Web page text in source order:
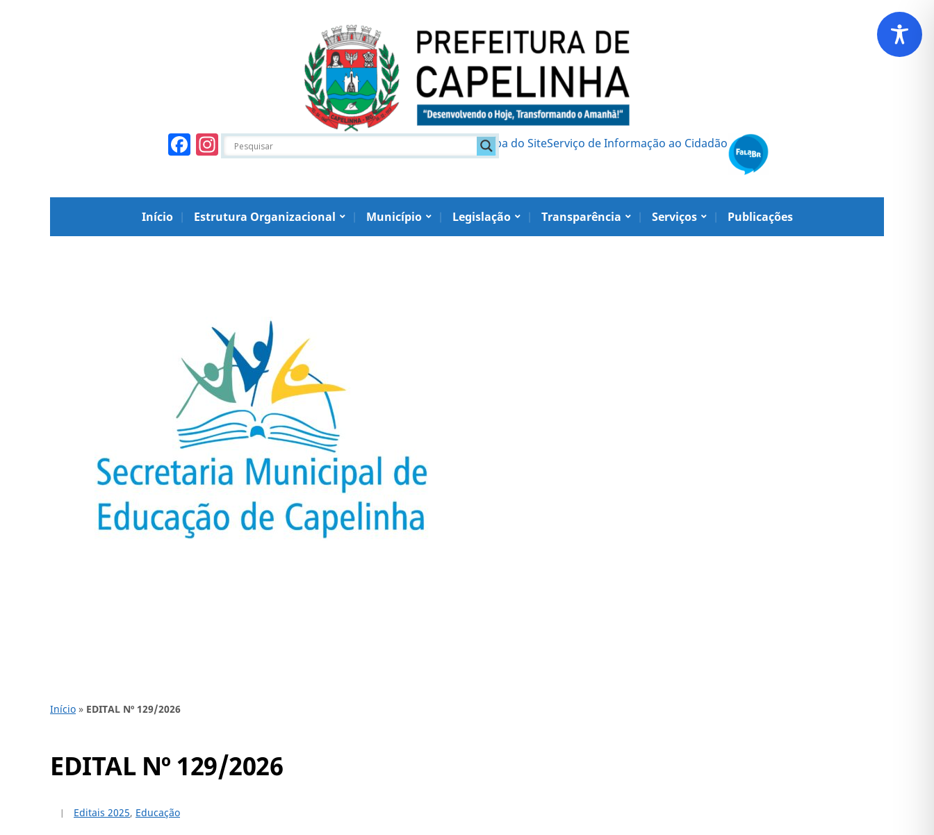
Facebook
Instagram Mapa do SiteServiço de Informação ao Cidadão
Início Estrutura Organizacional Município Legislação Transparência Serviços Publicações
Início » EDITAL Nº 129/2026
EDITAL Nº 129/2026
Editais 2025, Educação